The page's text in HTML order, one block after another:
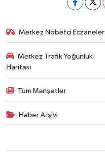
Merkez Nöbetçi Eczaneler
Merkez Trafik Yoğunluk
Haritası
Tüm Manşetler
Haber Arşivi